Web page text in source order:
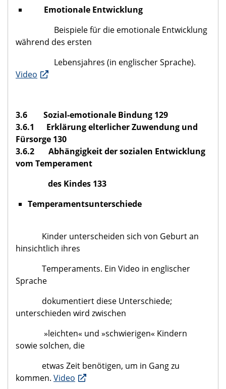
Emotionale Entwicklung
Beispiele für die emotionale Entwicklung
während des ersten
Lebensjahres (in englischer Sprache).
Video
3.6 Sozial-emotionale Bindung 129
3.6.1 Erklärung elterlicher Zuwendung und
Fürsorge 130
3.6.2 Abhängigkeit der sozialen Entwicklung
vom Temperament
des Kindes 133
Temperamentsunterschiede
Kinder unterscheiden sich von Geburt an
hinsichtlich ihres
Temperaments. Ein Video in englischer
Sprache
dokumentiert diese Unterschiede;
unterschieden wird zwischen
»leichten« und »schwierigen« Kindern
sowie solchen, die
etwas Zeit benötigen, um in Gang zu
kommen. Video